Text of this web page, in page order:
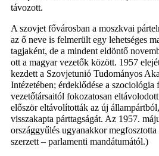
távozott.
A szovjet fővárosban a moszkvai
az ő neve is felmerült egy lehetséges
tagjaként, de a mindent eldöntő
ott a magyar vezetők között. 1957
kezdett a Szovjetunió Tudományos
Intézetében; érdeklődése a
vezetőtársaitól fokozatosan
először eltávolították az új
visszakapta párttagságát. Az 1957.
országgyűlés ugyanakkor
szerzett – parlamenti mandátumától.)